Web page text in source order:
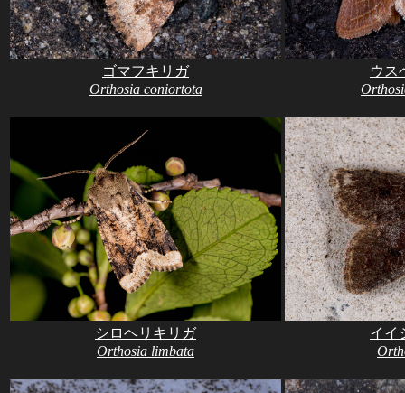
ゴマフキリガ
Orthosia coniortota
ウス
シロヘリキリガ
Orthosia limbata
イイ